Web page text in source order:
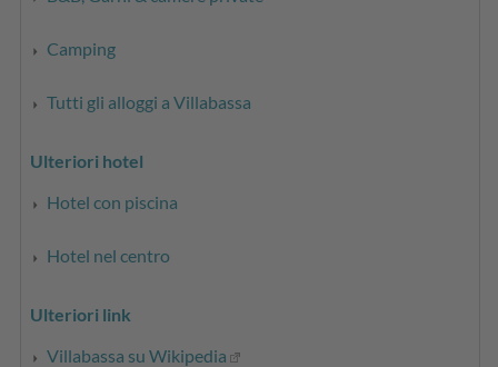
Camping
Tutti gli alloggi a Villabassa
Ulteriori hotel
Hotel con piscina
Hotel nel centro
Ulteriori link
Villabassa su Wikipedia